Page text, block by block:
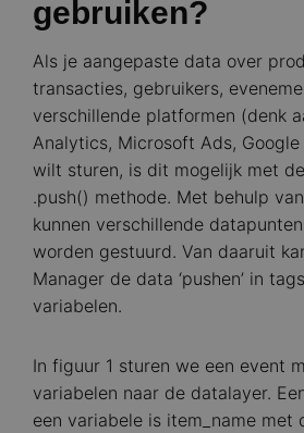
gebruiken?
Als je aangepaste data over
transacties, gebruikers,
verschillende platformen (denk
Analytics, Microsoft Ads,
wilt sturen, is dit mogelijk met
.push() methode. Met behulp
kunnen verschillende
worden gestuurd. Van daaruit
Manager de data ‘pushen’ in
variabelen.
In figuur 1 sturen we een event
variabelen naar de datalayer.
een variabele is item_name met